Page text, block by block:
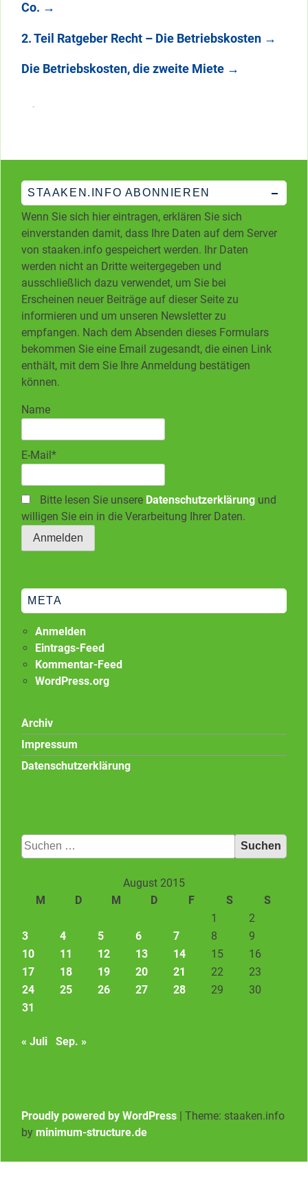
Co. →
2. Teil Ratgeber Recht – Die Betriebskosten →
Die Betriebskosten, die zweite Miete →
STAAKEN.INFO ABONNIEREN
Wenn Sie sich hier eintragen, erklären Sie sich
einverstanden damit, dass Ihre Daten auf dem Server
von staaken.info gespeichert werden. Ihr Daten
werden nicht an Dritte weitergegeben und
ausschließlich dazu verwendet, um Sie bei
Erscheinen neuer Beiträge auf dieser Seite zu
informieren und um unseren Newsletter zu
empfangen. Nach dem Absenden dieses Formulars
bekommen Sie eine Email zugesandt, die einen Link
enthält, mit dem Sie Ihre Anmeldung bestätigen
können.
Name
E-Mail*
Bitte lesen Sie unsere Datenschutzerklärung und
willigen Sie ein in die Verarbeitung Ihrer Daten.
META
Anmelden
Eintrags-Feed
Kommentar-Feed
WordPress.org
Archiv
Impressum
Datenschutzerklärung
Suchen
nach:
August 2015
M
D M D F S
S
1
2
3
4 5 6 7 8
9
10
11 12 13 14 15
16
17
18 19 20 21 22
23
24
25 26 27 28 29
30
31
« Juli Sep. »
Proudly powered by WordPress | Theme: staaken.info
by minimum-structure.de